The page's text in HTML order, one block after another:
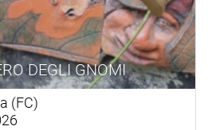
DEGLI GNOMI
(FC)